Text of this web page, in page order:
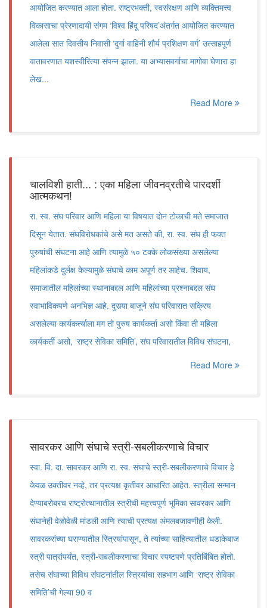
आयोजित करण्यात आला होता. राष्ट्रभक्ती, स्वसंरक्षण आणि व्यक्तिमत्त्व
विकासाचा प्रेरणादायी संगम ‘विश्व हिंदू परिषद’अंतर्गत आयोजित करण्यात
आलेला सात दिवसीय निवासी ‘दुर्गा वाहिनी शौर्य प्रशिक्षण वर्ग’ उत्साहपूर्ण
वातावरणात यशस्वीरित्या संपन्न झाला. या अभ्यासवर्गाचा मागोवा घेणारा हा
लेख...
Read More
चालविशी हाती... : एका महिला जीवनव्रतीचे पारदर्शी
आत्मकथन!
रा. स्व. संघ परिवार आणि महिला या विषयात दोन टोकाची मते समाजात
दिसून येतात. संघविरोधकांचे असे मत असते की, रा. स्व. संघ ही फक्त
पुरुषांची संघटना आहे आणि त्यामुळे ५० टक्के लोकसंख्या असलेल्या
महिलांकडे दुर्लक्ष केल्यामुळे संघाचे काम अपूर्ण तर आहेच. शिवाय,
समाजातील महिलांच्या स्थानाबद्दल आणि महिलांच्या प्रश्नाबद्दल संघ
स्वाभाविकपणे अनभिज्ञ आहे. दुसर्‍या बाजूने संघ परिवारात सक्रिय
असलेल्या कार्यकर्त्याला मग तो पुरुष कार्यकर्ता असो किंवा ती महिला
कार्यकर्ती असो, ‘राष्ट्र सेविका समिति’, संघ परिवारातील विविध संघटना,
Read More
सावरकर आणि संघाचे स्त्री-सबलीकरणाचे विचार
स्वा. वि. दा. सावरकर आणि रा. स्व. संघाचे स्त्री-सबलीकरणाचे विचार हे
केवळ उक्तीवर नव्हे, तर प्रत्यक्ष कृतीवर आधारित आहेत. स्त्रीला सन्मान
देण्याबरोबरच राष्ट्रोत्थानातील स्त्रीची महत्त्वपूर्ण भूमिका सावरकर आणि
संघानेही वेळोवेळी मांडली आणि त्याची प्रत्यक्ष अंमलबजावणीही केली.
सावरकरांच्या घराण्यातील स्त्रियांपासून, ते त्यांच्या साहित्यातील धडाकेबाज
स्त्री पात्रांपर्यंत, स्त्री-सबलीकरणाचा विचार स्पष्टपणे प्रतिबिंबित होतो.
तसेच संघाच्या विविध संघटनांतील स्त्रियांचा सहभाग आणि ‌‘राष्ट्र सेविका
समिति‌’ची गेल्या 90 व